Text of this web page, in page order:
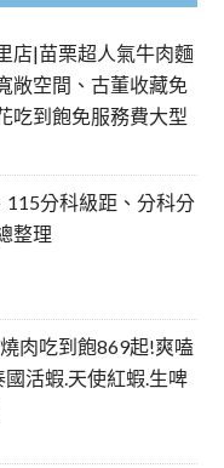
店|苗栗超人氣牛肉麵
敞空間、古董收藏免
吃到飽免服務費大型
115分科級距、分科分
整理
肉吃到飽869起!爽嗑
活蝦.天使紅蝦.生啤